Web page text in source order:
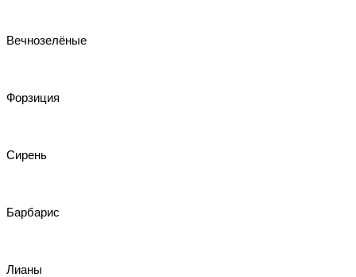
Вечнозелёные
Форзиция
Сирень
Барбарис
Лианы